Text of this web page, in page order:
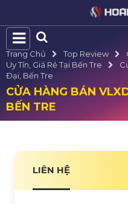
Trang Chủ Top Review
Uy Tín, Giá Rẻ Tại Bến Tre
Đại, Bến Tre
CỬA HÀNG BÁN
BẾN TRE
LIÊN HỆ